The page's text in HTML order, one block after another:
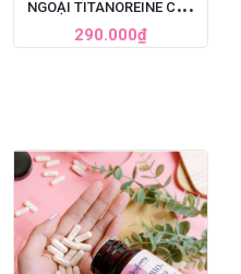
NGOẠI TITANOREINE CỦA
PHÁP 20G - GIẢM ĐAU
HIỆU QUẢ NHANH CHÓNG
290.000₫